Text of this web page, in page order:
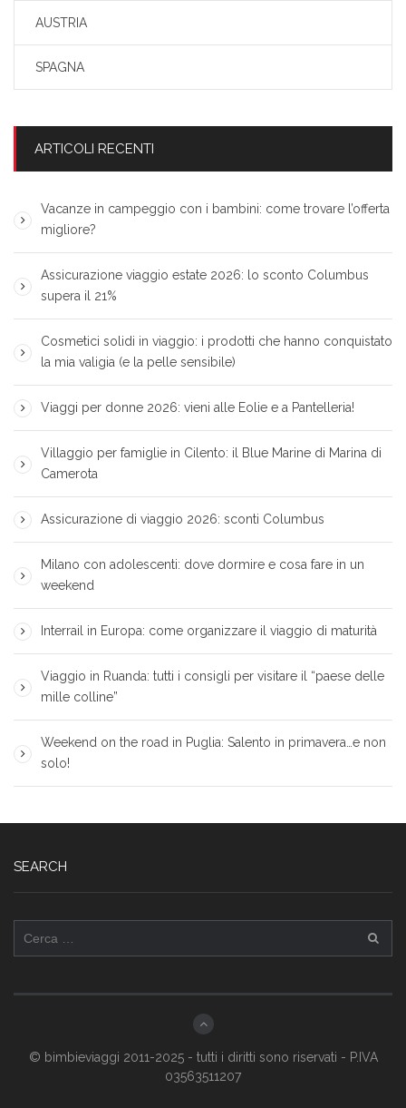
AUSTRIA
SPAGNA
ARTICOLI RECENTI
Vacanze in campeggio con i bambini: come trovare l’offerta
migliore?
Assicurazione viaggio estate 2026: lo sconto Columbus
supera il 21%
Cosmetici solidi in viaggio: i prodotti che hanno conquistato
la mia valigia (e la pelle sensibile)
Viaggi per donne 2026: vieni alle Eolie e a Pantelleria!
Villaggio per famiglie in Cilento: il Blue Marine di Marina di
Camerota
Assicurazione di viaggio 2026: sconti Columbus
Milano con adolescenti: dove dormire e cosa fare in un
weekend
Interrail in Europa: come organizzare il viaggio di maturità
Viaggio in Ruanda: tutti i consigli per visitare il “paese delle
mille colline”
Weekend on the road in Puglia: Salento in primavera…e non
solo!
SEARCH
per:
© bimbieviaggi 2011-2025 - tutti i diritti sono riservati - P.IVA
03563511207